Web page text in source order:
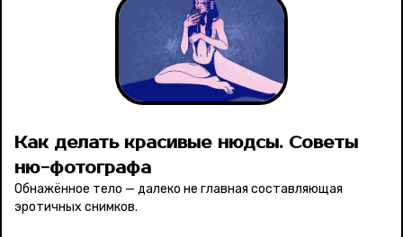
Как делать красивые нюдсы. Советы
ню-фотографа
Обнажённое тело — далеко не главная составляющая
эротичных снимков.